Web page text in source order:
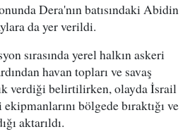
Dera'nın batısındaki Abidin
da yer verildi.
sırasında yerel halkın askeri
havan topları ve savaş
verdiği belirtilirken, olayda İsrail
bölgede bıraktığı ve
aktarıldı.